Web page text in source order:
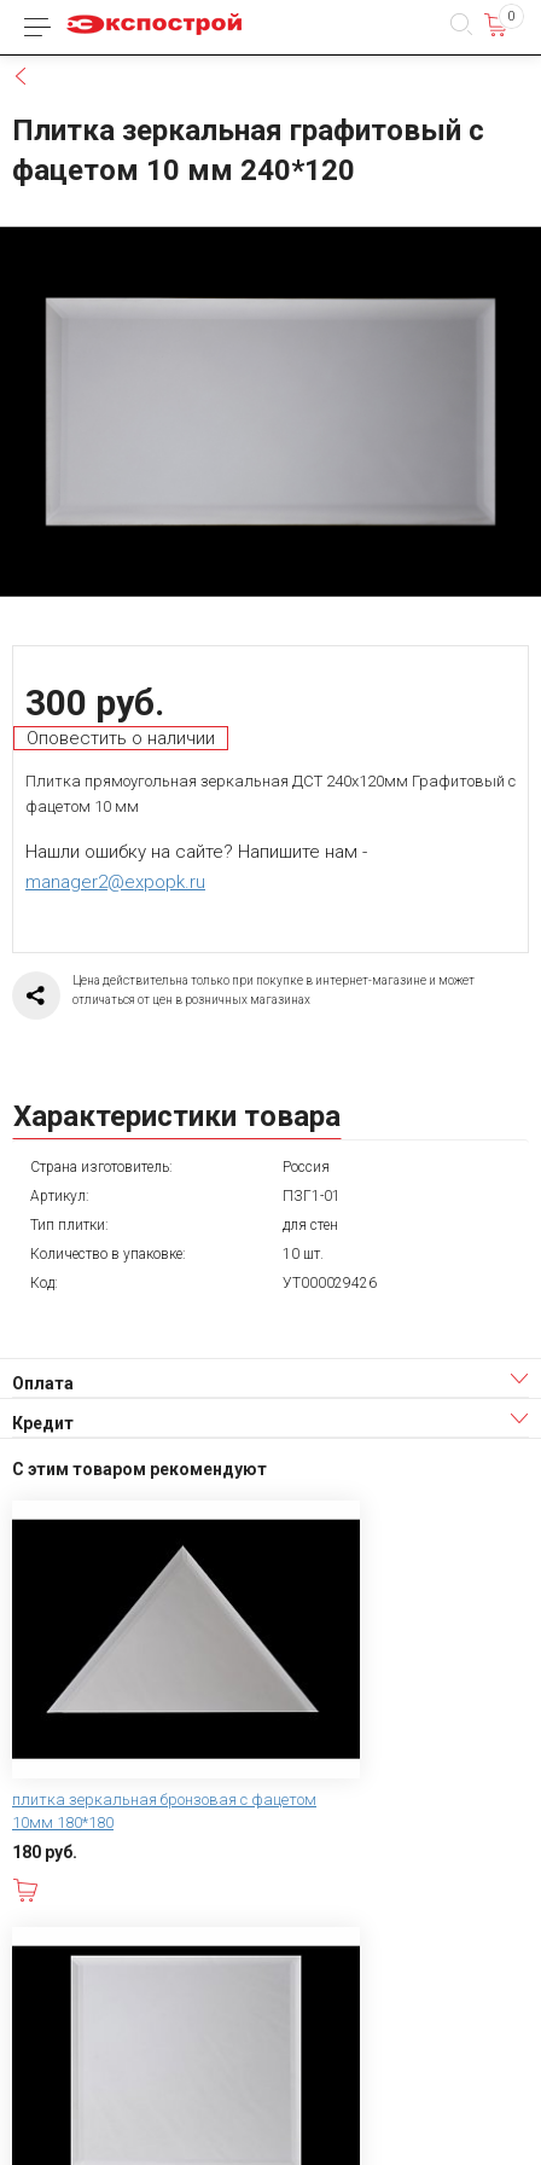
Каталог товаров 0
Плитка зеркальная графитовый с
фацетом 10 мм 240*120
300 руб.
Оповестить о наличии
Плитка прямоугольная зеркальная ДСТ 240х120мм Графитовый с
фацетом 10 мм
Нашли ошибку на сайте? Напишите нам -
manager2@expopk.ru
Цена действительна только при покупке в интернет-магазине и может
отличаться от цен в розничных магазинах
Характеристики товара
Страна изготовитель:
Россия
Артикул:
ПЗГ1-01
Тип плитки:
для стен
Количество в упаковке:
10 шт.
Код:
УТ000029426
Оплата
Кредит
С этим товаром рекомендуют
плитка зеркальная бронзовая с фацетом
10мм 180*180
180 руб.